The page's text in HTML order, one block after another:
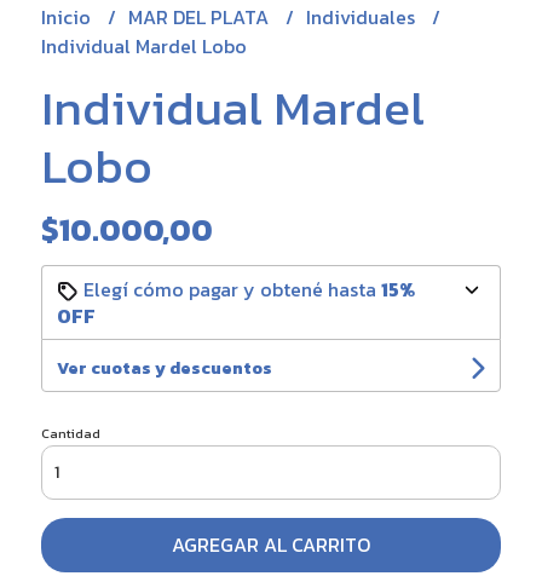
Inicio MAR DEL PLATA
Individuales
Individual Mardel Lobo
Individual Mardel
Lobo
$10.000,00
Elegí cómo pagar y obtené hasta 15%
OFF
Ver cuotas y descuentos
Cantidad
AGREGAR AL CARRITO